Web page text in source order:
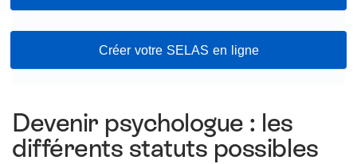
Créer votre SELAS en ligne
Devenir psychologue : les
différents statuts possibles